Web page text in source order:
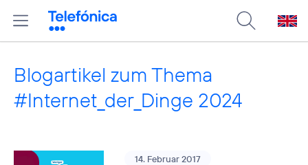
Blogartikel zum Thema
#Internet_der_Dinge 2024
14. Februar 2017